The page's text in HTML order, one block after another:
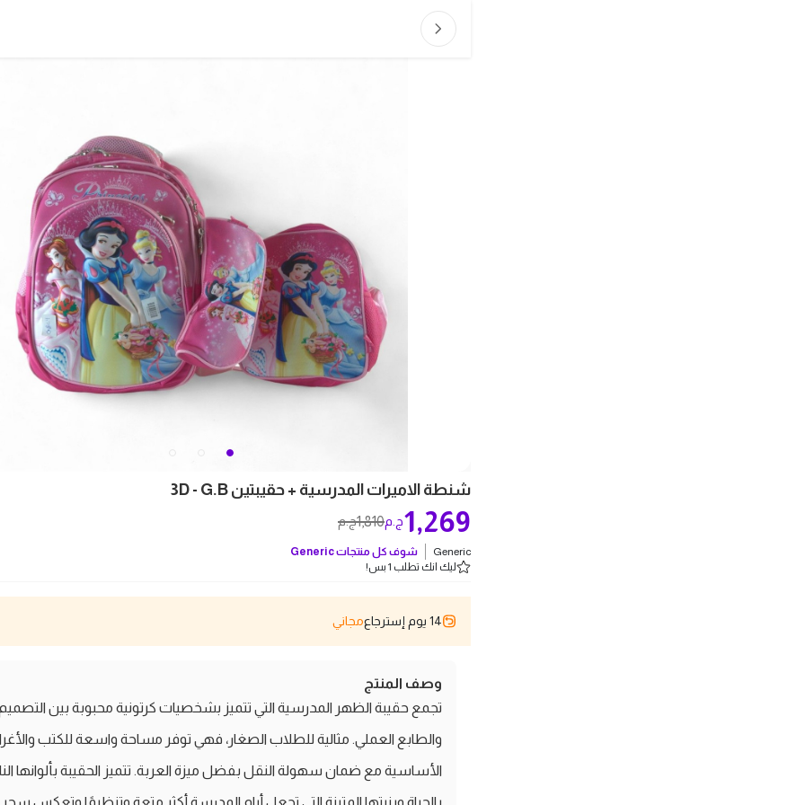
شنطة الاميرات المدرسية + حقيبتين 3D - G.B
1,810ج.م 1,269ج.م
Generic شوف كل منتجاتGeneric
ليك انك تطلب 1 بس!
14 يوم إسترجاع مجاني
وصف المنتج
تجمع حقيبة الظهر المدرسية التي تتميز بشخصيات كرتونية محبوبة بين التصميم
والطابع العملي. مثالية للطلاب الصغار، فهي توفر مساحة واسعة للكتب
الأساسية مع ضمان سهولة النقل بفضل ميزة العربة. تتميز الحقيبة بألوانها
بالحياة وبنيتها المتينة التي تجعل أيام المدرسة أكثر متعة وتنظيمًا وتعكس سحر